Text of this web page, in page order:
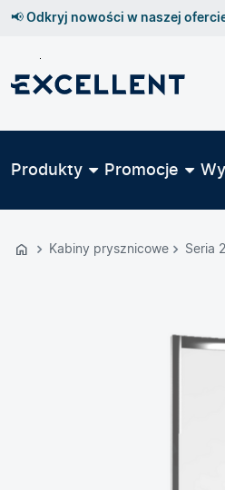
Przejdź
GŁÓWNEJ
📢 Odkryj nowości w naszej
Produkty Promocje
Kabiny prysznicowe Seria